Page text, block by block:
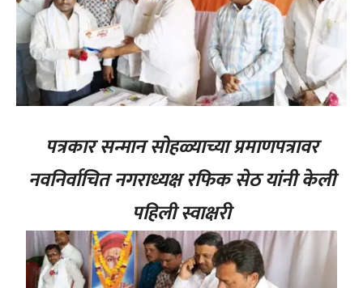
पत्रकार सन्मान सोहळ्याच्या प्रमाणपत्रावर
नवनिर्वाचित नगराध्यक्ष रफिक सेठ यांनी केली
पहिली स्वाक्षरी